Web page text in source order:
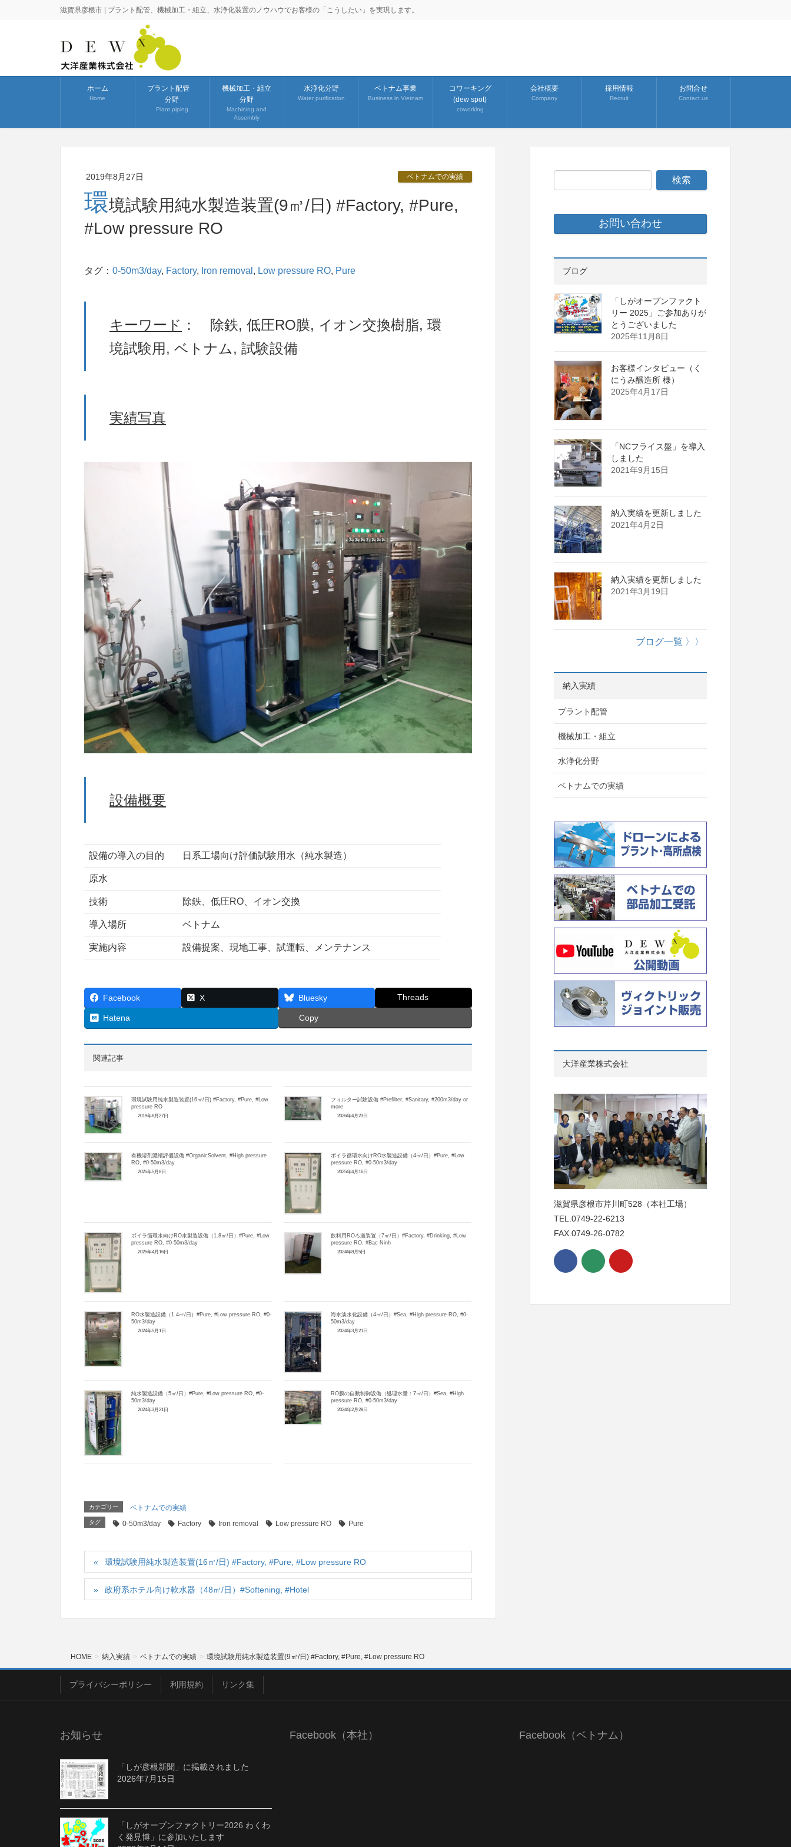
滋賀県彦根市 | プラント配管、機械加工・組立、水浄化装置のノウハウでお客様の「こうしたい」を実現します。
ホーム
Home
プラント配管
分野
Plant piping
機械加工・組立
分野
Machining and
Assembly
水浄化分野
Water purification
ベトナム事業
Business in Vietnam
コワーキング
(dew spot)
coworking
会社概要
Company
採用情報
Recruit
お問合せ
Contact us
2019年8月27日 ベトナムでの実績
環境試験用純水製造装置(9㎥/日) #Factory, #Pure,
#Low pressure RO
タグ： 0-50m3/day, Factory, Iron removal , Low pressure RO, Pure
キーワード ： 除鉄, 低圧RO膜, イオン交換樹脂, 環
境試験用, ベトナム, 試験設備
実績写真
設備概要
設備の導入の目的 日系工場向け評価試験用水（純水製造）
原水
技術 除鉄、低圧RO、イオン交換
導入場所 ベトナム
実施内容 設備提案、現地工事、試運転、メンテナンス
Facebook X Bluesky Threads
Hatena Copy
関連記事
環境試験用純水製造装置(16㎥/日) #Factory, #Pure, #Low
pressure RO
2019年8月27日
フィルター試験設備 #Prefilter, #Sanitary, #200m3/day or
more
2026年4月23日
有機溶剤濃縮評価設備 #OrganicSolvent, #High pressure
RO, #0-50m3/day
2025年5月8日
ボイラ循環水向けRO水製造設備（4㎥/日）#Pure, #Low
pressure RO, #0-50m3/day
2025年4月16日
ボイラ循環水向けRO水製造設備（1.8㎥/日）#Pure, #Low
pressure RO, #0-50m3/day
2025年4月16日
飲料用ROろ過装置（7㎥/日）#Factory, #Drinking, #Low
pressure RO, #Bac Ninh
2024年8月5日
RO水製造設備（1.4㎥/日）#Pure, #Low pressure RO, #0-
50m3/day
2024年5月1日
海水淡水化設備（4㎥/日）#Sea, #High pressure RO, #0-
50m3/day
2024年3月21日
純水製造設備（5㎥/日）#Pure, #Low pressure RO, #0-
50m3/day
2024年3月21日
RO膜の自動制御設備（処理水量：7㎥/日）#Sea, #High
pressure RO, #0-50m3/day
2024年2月28日
カテゴリー ベトナムでの実績
タグ 0-50m3/day Factory Iron removal Low pressure RO Pure
環境試験用純水製造装置(16㎥/日) #Factory, #Pure, #Low pressure RO
政府系ホテル向け軟水器（48㎥/日）#Softening, #Hotel
お問い合わせ
ブログ
「しがオープンファクト
リー 2025」ご参加ありが
とうございました
2025年11月8日
お客様インタビュー（く
にうみ醸造所 様）
2025年4月17日
「NCフライス盤」を導入
しました
2021年9月15日
納入実績を更新しました
2021年4月2日
納入実績を更新しました
2021年3月19日
ブログ一覧 〉〉
納入実績
プラント配管
機械加工・組立
水浄化分野
ベトナムでの実績
大洋産業株式会社
滋賀県彦根市芹川町528（本社工場）
TEL.0749-22-6213
FAX.0749-26-0782
HOME 納入実績 ベトナムでの実績 環境試験用純水製造装置(9㎥/日) #Factory, #Pure, #Low pressure RO
プライバシーポリシー 利用規約 リンク集
お知らせ
「しが彦根新聞」に掲載されました
2026年7月15日
「しがオープンファクトリー2026 わくわ
く発見博」に参加いたします
Facebook（本社） Facebook（ベトナム）